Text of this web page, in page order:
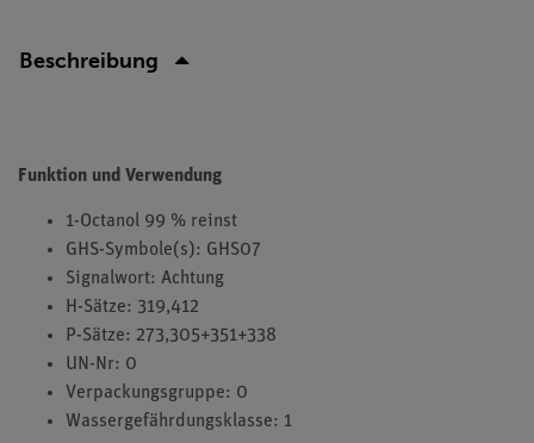
Beschreibung
Funktion und Verwendung
1-Octanol 99 % reinst
GHS-Symbole(s): GHS07
Signalwort: Achtung
H-Sätze: 319,412
P-Sätze: 273,305+351+338
UN-Nr: 0
Verpackungsgruppe: 0
Wassergefährdungsklasse: 1